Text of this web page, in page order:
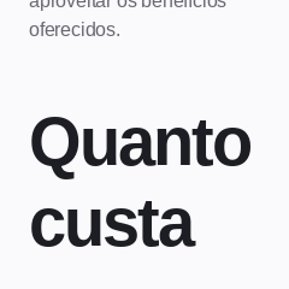
oferecidos.
Quanto
custa